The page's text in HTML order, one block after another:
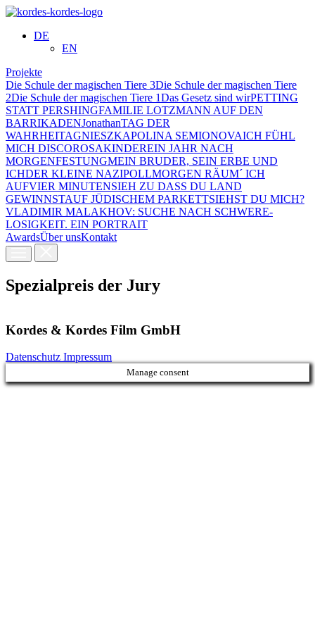
DE
EN
Projekte
Die Schule der magischen Tiere 3Die Schule der magischen Tiere
2Die Schule der magischen Tiere 1Das Gesetz sind wirPETTING
STATT PERSHINGFAMILIE LOTZMANN AUF DEN
BARRIKADENJonathanTAG DER
WAHRHEITAGNIESZKAPOLINA SEMIONOVAICH FÜHL
MICH DISCOROSAKINDEREIN JAHR NACH
MORGENFESTUNGMEIN BRUDER, SEIN ERBE UND
ICHDER KLEINE NAZIPOLLMORGEN RÄUM´ ICH
AUFVIER MINUTENSIEH ZU DASS DU LAND
GEWINNSTAUF JÜDISCHEM PARKETTSIEHST DU MICH?
VLADIMIR MALAKHOV: SUCHE NACH SCHWERE­
LOSIGKEIT. EIN PORTRAIT
AwardsÜber unsKontakt
Spezialpreis der Jury
Kordes & Kordes Film GmbH
Datenschutz Impressum
Manage consent